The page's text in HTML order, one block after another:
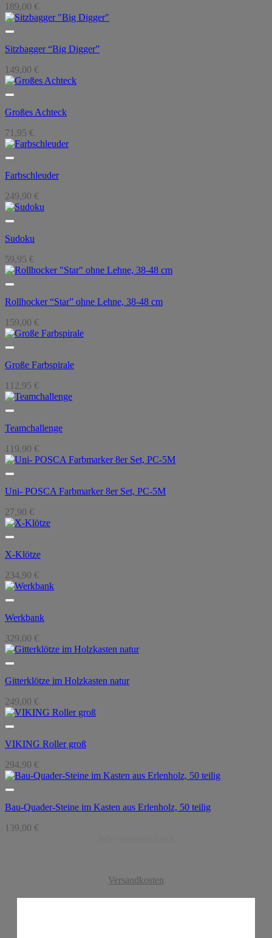
189,00 €
Sitzbagger “Big Digger”
149,00 €
Großes Achteck
71,95 €
Farbschleuder
249,90 €
Sudoku
59,95 €
Rollhocker “Star” ohne Lehne, 38-48 cm
159,00 €
Große Farbspirale
112,95 €
Teamchallenge
119,90 €
Uni- POSCA Farbmarker 8er Set, PC-5M
27,90 €
X-Klötze
234,90 €
Werkbank
329,00 €
Gitterklötze im Holzkasten natur
249,00 €
VIKING Roller groß
294,90 €
Bau-Quader-Steine im Kasten aus Erlenholz, 50 teilig
139,00 €
Versandkosten